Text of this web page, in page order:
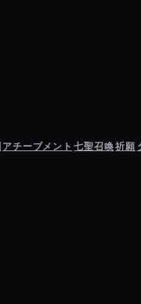
アチーブメント 七聖召喚祈願